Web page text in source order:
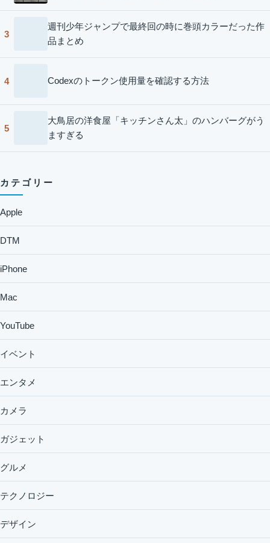
3
週刊少年ジャンプで最終回の時に巻頭カラーだった作
品まとめ
4 Codexのトークン使用量を確認する方法
5
大鳥居の洋食屋「キッチンさん太」のハンバーグがう
ますぎる
カテゴリー
Apple
DTM
iPhone
Mac
YouTube
イベント
エンタメ
カメラ
ガジェット
グルメ
テクノロジー
デザイン